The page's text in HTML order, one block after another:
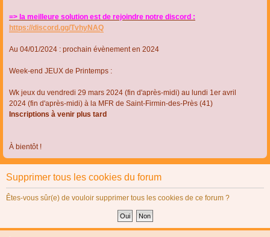
=> la meilleure solution est de rejoindre notre discord :
https://discord.gg/TvhyNAQ
Au 04/01/2024 : prochain évènement en 2024
Week-end JEUX de Printemps :
Wk jeux du vendredi 29 mars 2024 (fin d'après-midi) au lundi 1er avril
2024 (fin d'après-midi) à la MFR de Saint-Firmin-des-Près (41)
Inscriptions à venir plus tard
À bientôt !
Supprimer tous les cookies du forum
Êtes-vous sûr(e) de vouloir supprimer tous les cookies de ce forum ?